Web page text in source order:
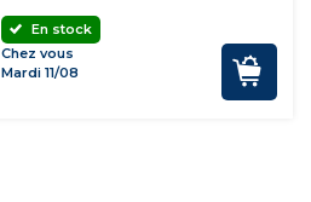
En stock
Chez vous
Mardi 11/08